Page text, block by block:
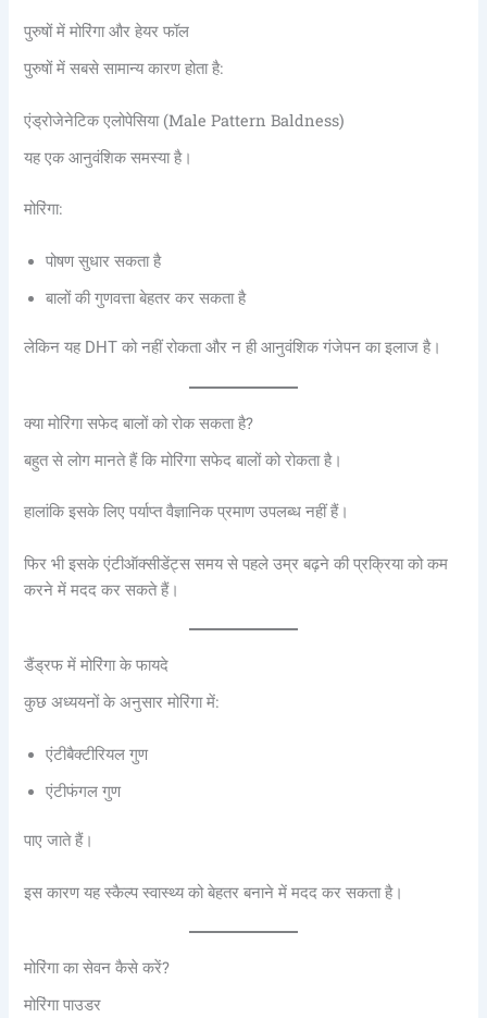
पुरुषों में मोरिंगा और हेयर फॉल
पुरुषों में सबसे सामान्य कारण होता है:
एंड्रोजेनेटिक एलोपेसिया (Male Pattern Baldness)
यह एक आनुवंशिक समस्या है।
मोरिंगा:
पोषण सुधार सकता है
बालों की गुणवत्ता बेहतर कर सकता है
लेकिन यह DHT को नहीं रोकता और न ही आनुवंशिक गंजेपन का इलाज है।
क्या मोरिंगा सफेद बालों को रोक सकता है?
बहुत से लोग मानते हैं कि मोरिंगा सफेद बालों को रोकता है।
हालांकि इसके लिए पर्याप्त वैज्ञानिक प्रमाण उपलब्ध नहीं हैं।
फिर भी इसके एंटीऑक्सीडेंट्स समय से पहले उम्र बढ़ने की प्रक्रिया को कम
करने में मदद कर सकते हैं।
डैंड्रफ में मोरिंगा के फायदे
कुछ अध्ययनों के अनुसार मोरिंगा में:
एंटीबैक्टीरियल गुण
एंटीफंगल गुण
पाए जाते हैं।
इस कारण यह स्कैल्प स्वास्थ्य को बेहतर बनाने में मदद कर सकता है।
मोरिंगा का सेवन कैसे करें?
मोरिंगा पाउडर